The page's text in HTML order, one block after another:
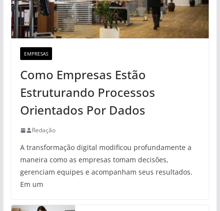
EMPRESAS
Como Empresas Estão
Estruturando Processos
Orientados Por Dados
Redação
A transformação digital modificou profundamente a
maneira como as empresas tomam decisões,
gerenciam equipes e acompanham seus resultados.
Em um